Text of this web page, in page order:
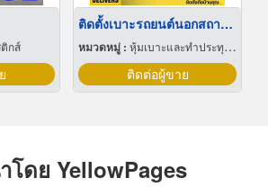
กส์
ติดตั้งเบาะรถยนต์นอกสถานที่
หมวดหมู่ : หุ้มเบาะและทำประทุนรถยนต์
ติดต่อผู้ขาย
โดย YellowPages